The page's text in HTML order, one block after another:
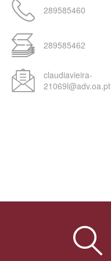
289585460
289585462
claudiavieira-
21069l@adv.oa.pt